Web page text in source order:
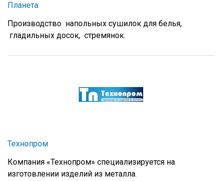
Планета
Производство напольных сушилок для белья,
гладильных досок, стремянок.
Технопром
Компания «Технопром» специализируется на
изготовлении изделий из металла.